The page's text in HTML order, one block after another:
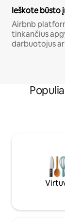
Ieškote būsto
Airbnb
tinkančius
darbuotojus